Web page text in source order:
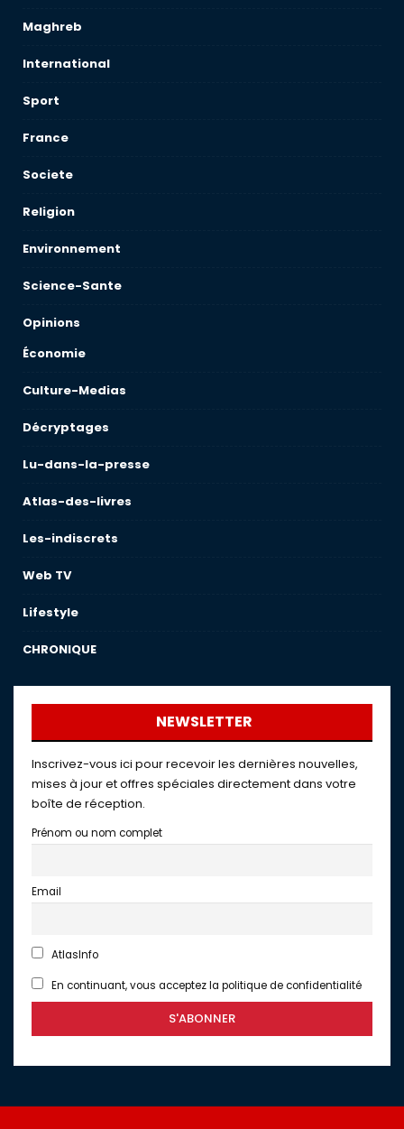
Maghreb
International
Sport
France
Societe
Religion
Environnement
Science-Sante
Opinions
Économie
Culture-Medias
Décryptages
Lu-dans-la-presse
Atlas-des-livres
Les-indiscrets
Web TV
Lifestyle
CHRONIQUE
NEWSLETTER
Inscrivez-vous ici pour recevoir les dernières nouvelles,
mises à jour et offres spéciales directement dans votre
boîte de réception.
Prénom ou nom complet
Email
AtlasInfo
En continuant, vous acceptez la politique de confidentialité